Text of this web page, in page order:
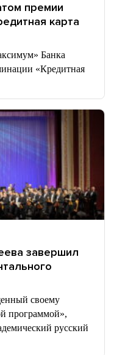
премии
карта
Банка
«Кредитная
завершил
своему
программой»,
русский